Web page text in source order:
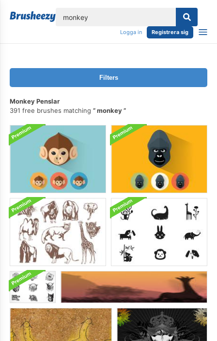
Logga in Registrera sig
Filters
Monkey Penslar
391 free brushes matching
monkey